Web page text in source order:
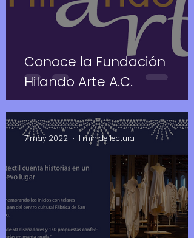
Conoce la Fundación
Hilando Arte A.C.
7 may 2022 1 min de lectura